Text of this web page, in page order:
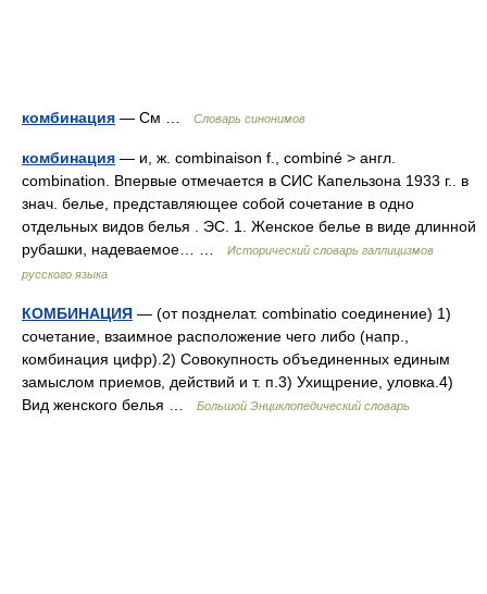
комбинация — См … Словарь синонимов
комбинация — и, ж. combinaison f., combiné > англ.
combination. Впервые отмечается в СИС Капельзона 1933 г.. в
знач. белье, представляющее собой сочетание в одно
отдельных видов белья . ЭС. 1. Женское белье в виде длинной
рубашки, надеваемое… …
Исторический словарь галлицизмов
русского языка
КОМБИНАЦИЯ — (от позднелат. combinatio соединение) 1)
сочетание, взаимное расположение чего либо (напр.,
комбинация цифр).2) Совокупность объединенных единым
замыслом приемов, действий и т. п.3) Ухищрение, уловка.4)
Вид женского белья …
Большой Энциклопедический словарь